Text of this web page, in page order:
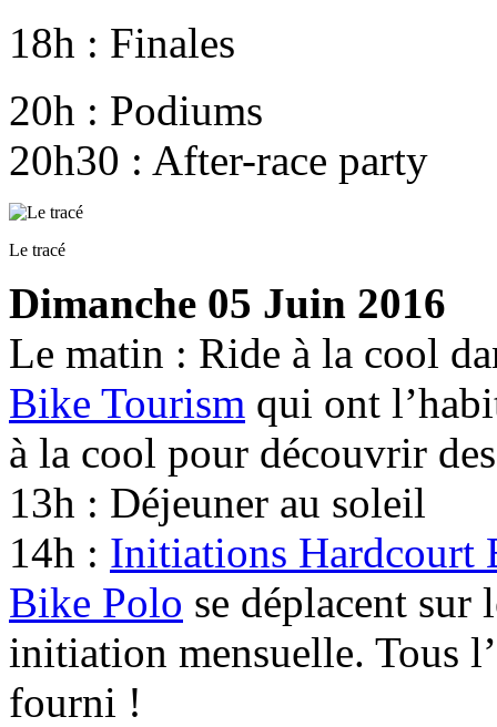
18h : Finales
20h : Podiums
20h30 : After-race party
Le tracé
Dimanche 05 Juin 2016
Le matin : Ride à la cool
Bike Tourism qui ont
à la cool pour découvrir
13h : Déjeuner au soleil
14h : Initiations Hardcourt
Bike Polo se déplacent
initiation mensuelle. Tous
fourni !